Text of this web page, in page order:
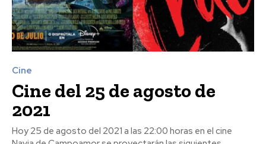
Cine
Cine del 25 de agosto de
2021
Hoy 25 de agosto del 2021 a las 22:00 horas en el cine